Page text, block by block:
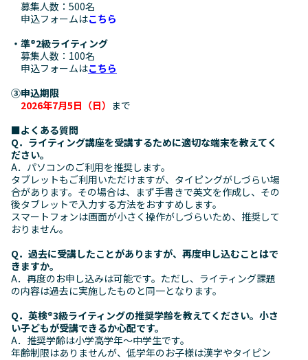
募集人数：500名
申込フォームはこちら
・準®2級ライティング
募集人数：100名
申込フォームはこちら
③申込期限
2026年7月5日（日） まで
■よくある質問
Q．ライティング講座を受講するために適切な端末を教えてく
ださい。
A．パソコンのご利用を推奨します。
タブレットもご利用いただけますが、タイピングがしづらい場
合があります。その場合は、まず手書きで英文を作成し、その
後タブレットで入力する方法をおすすめします。
スマートフォンは画面が小さく操作がしづらいため、推奨して
おりません。
Q．過去に受講したことがありますが、再度申し込むことはで
きますか。
A．再度のお申し込みは可能です。ただし、ライティング課題
の内容は過去に実施したものと同一となります。
Q．英検®3級ライティングの推奨学齢を教えてください。小さ
い子どもが受講できるか心配です。
A． 推奨学齢は小学高学年〜中学生です。
年齢制限はありませんが、低学年のお子様は漢字やタイピン